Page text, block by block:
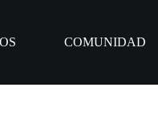
COMUNIDAD